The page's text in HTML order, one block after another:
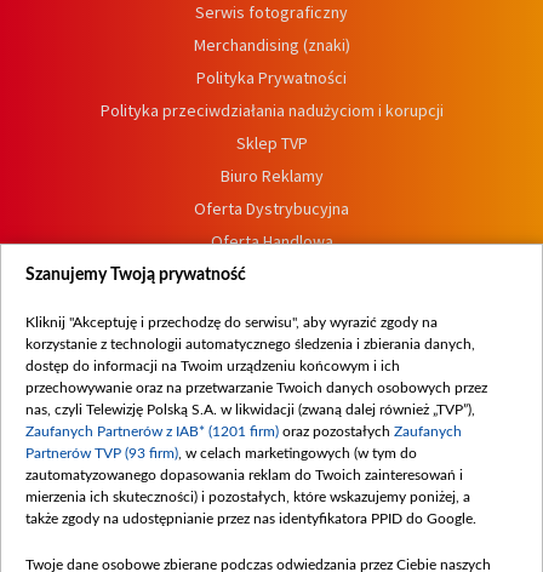
Serwis fotograficzny
Merchandising (znaki)
Polityka Prywatności
Polityka przeciwdziałania nadużyciom i korupcji
Sklep TVP
Biuro Reklamy
Oferta Dystrybucyjna
Oferta Handlowa
Dostępność
Procedura zgłoszeń wewnętrznych
Szanujemy Twoją prywatność
Kliknij "Akceptuję i przechodzę do serwisu", aby wyrazić zgody na
korzystanie z technologii automatycznego śledzenia i zbierania danych,
dostęp do informacji na Twoim urządzeniu końcowym i ich
przechowywanie oraz na przetwarzanie Twoich danych osobowych przez
nas, czyli Telewizję Polską S.A. w likwidacji (zwaną dalej również „TVP”),
Zaufanych Partnerów z IAB* (1201 firm) oraz pozostałych Zaufanych
Partnerów TVP (93 firm) , w celach marketingowych (w tym do
zautomatyzowanego dopasowania reklam do Twoich zainteresowań i
mierzenia ich skuteczności) i pozostałych, które wskazujemy poniżej, a
także zgody na udostępnianie przez nas identyfikatora PPID do Google.
Twoje dane osobowe zbierane podczas odwiedzania przez Ciebie naszych